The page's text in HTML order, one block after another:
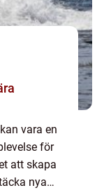
vara en
för
att skapa
nya